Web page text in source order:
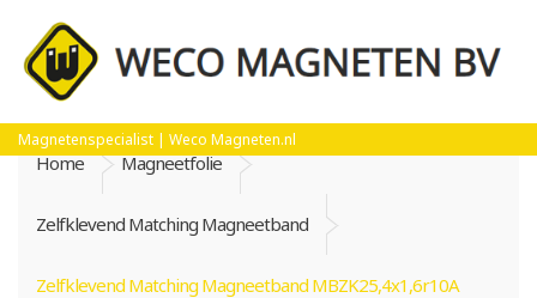
Magnetenspecialist | Weco Magneten.nl
Home Magneetfolie
Zelfklevend Matching Magneetband
Zelfklevend Matching Magneetband MBZK25,4x1,6r10A